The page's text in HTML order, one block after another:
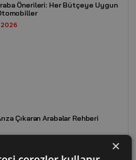
Önerileri: Her Bütçeye Uygun
2026
Çıkaran Arabalar Rehberi
×